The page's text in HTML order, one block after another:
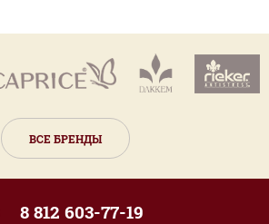
ВСЕ БРЕНДЫ
8 812 603-77-19